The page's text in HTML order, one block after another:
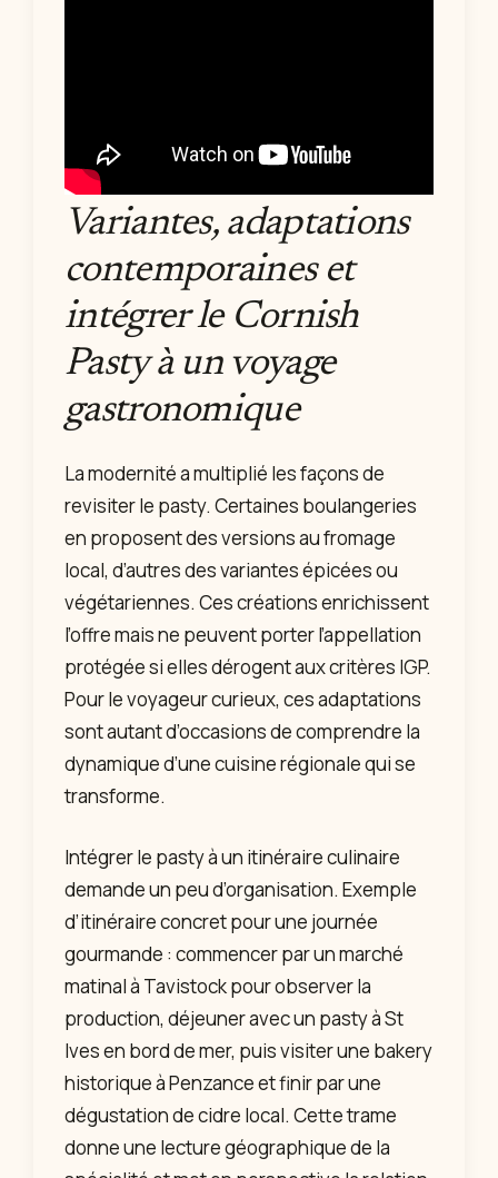
Variantes, adaptations
contemporaines et
intégrer le Cornish
Pasty à un voyage
gastronomique
La modernité a multiplié les façons de
revisiter le pasty. Certaines boulangeries
en proposent des versions au fromage
local, d’autres des variantes épicées ou
végétariennes. Ces créations enrichissent
l’offre mais ne peuvent porter l’appellation
protégée si elles dérogent aux critères IGP.
Pour le voyageur curieux, ces adaptations
sont autant d’occasions de comprendre la
dynamique d’une cuisine régionale qui se
transforme.
Intégrer le pasty à un itinéraire culinaire
demande un peu d’organisation. Exemple
d’itinéraire concret pour une journée
gourmande : commencer par un marché
matinal à Tavistock pour observer la
production, déjeuner avec un pasty à St
Ives en bord de mer, puis visiter une bakery
historique à Penzance et finir par une
dégustation de cidre local. Cette trame
donne une lecture géographique de la